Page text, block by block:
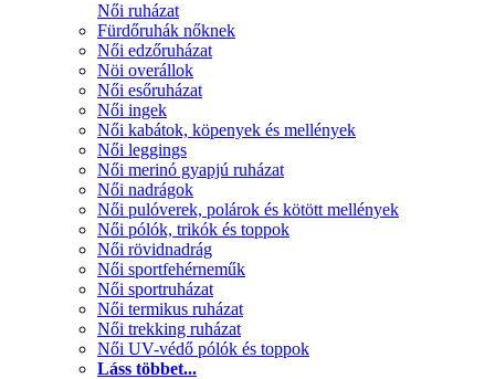
Női ruházat
Fürdőruhák nőknek
Női edzőruházat
Nöi overállok
Női esőruházat
Női ingek
Női kabátok, köpenyek és mellények
Női leggings
Női merinó gyapjú ruházat
Női nadrágok
Női pulóverek, polárok és kötött mellények
Női pólók, trikók és toppok
Női rövidnadrág
Női sportfehérneműk
Női sportruházat
Női termikus ruházat
Női trekking ruházat
Női UV-védő pólók és toppok
Láss többet...